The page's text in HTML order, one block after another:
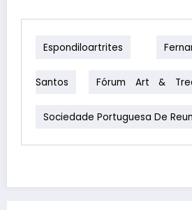
Espondiloartrites
Santos Fórum Art &
Sociedade Portuguesa De